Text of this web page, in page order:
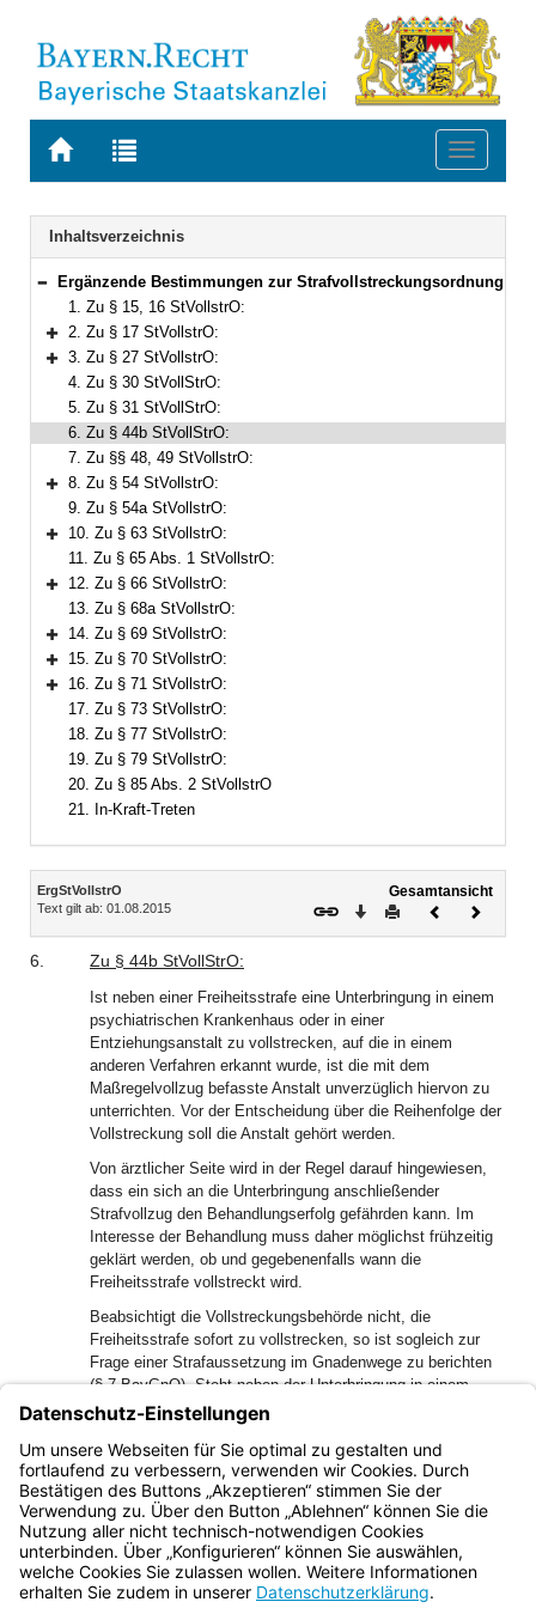
Zur
BAYERN.RECHT
Zur
letzten
Suche
Toggle
Navigation
Inhaltsverzeichnis
Bereich reduzieren
Ergänzende Bestimmungen zur Strafvollstreckungsordnung
1. Zu § 15, 16 StVollstrO:
Bereich erweitern
2. Zu § 17 StVollstrO:
Bereich erweitern
3. Zu § 27 StVollstrO:
4. Zu § 30 StVollStrO:
5. Zu § 31 StVollStrO:
6. Zu § 44b StVollStrO:
7. Zu §§ 48, 49 StVollstrO:
Bereich erweitern
8. Zu § 54 StVollstrO:
9. Zu § 54a StVollstrO:
Bereich erweitern
10. Zu § 63 StVollstrO:
11. Zu § 65 Abs. 1 StVollstrO:
Bereich erweitern
12. Zu § 66 StVollstrO:
13. Zu § 68a StVollstrO:
Bereich erweitern
14. Zu § 69 StVollstrO:
Bereich erweitern
15. Zu § 70 StVollstrO:
Bereich erweitern
16. Zu § 71 StVollstrO:
17. Zu § 73 StVollstrO:
18. Zu § 77 StVollstrO:
19. Zu § 79 StVollstrO:
20. Zu § 85 Abs. 2 StVollstrO
21. In-Kraft-Treten
Inhalt
ErgStVollstrO
Text gilt ab: 01.08.2015
Gesamtansicht
Download
DruckenVorheriges
6. Zu § 44b StVollStrO:
Ist neben einer Freiheitsstrafe eine Unterbringung in einem
psychiatrischen Krankenhaus oder in einer
Entziehungsanstalt zu vollstrecken, auf die in einem
anderen Verfahren erkannt wurde, ist die mit dem
Maßregelvollzug befasste Anstalt unverzüglich hiervon zu
unterrichten. Vor der Entscheidung über die Reihenfolge der
Vollstreckung soll die Anstalt gehört werden.
Von ärztlicher Seite wird in der Regel darauf hingewiesen,
dass ein sich an die Unterbringung anschließender
Strafvollzug den Behandlungserfolg gefährden kann. Im
Interesse der Behandlung muss daher möglichst frühzeitig
geklärt werden, ob und gegebenenfalls wann die
Freiheitsstrafe vollstreckt wird.
Beabsichtigt die Vollstreckungsbehörde nicht, die
Freiheitsstrafe sofort zu vollstrecken, so ist sogleich zur
Frage einer Strafaussetzung im Gnadenwege zu berichten
(§ 7 BayGnO). Steht neben der Unterbringung in einem
psychiatrischen Krankenhaus oder in einer
Entziehungsanstalt nur die Vollstreckung eines widerrufenen
Strafrestes oder mehrerer widerrufener Strafreste an, so ist
keine Berichterstattung erforderlich.
Bayern.de
BayernPortal